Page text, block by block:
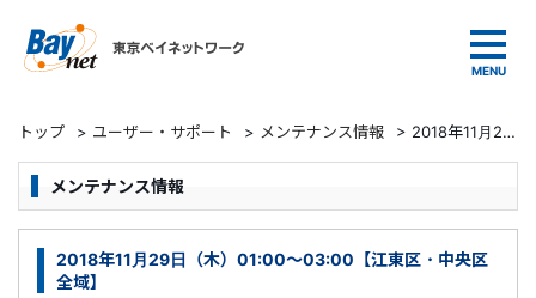
トップ > ユーザー・サポート > メンテナンス情報 > 2018年11月29日（木）01:00～03:00【江東区・中央区全域】
メンテナンス情報
2018年11月29日（木）01:00～03:00【江東区・中央区
全域】